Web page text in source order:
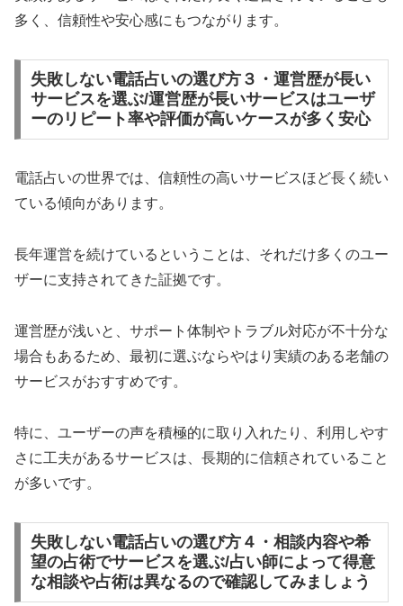
多く、信頼性や安心感にもつながります。
失敗しない電話占いの選び方３・運営歴が長い
サービスを選ぶ/運営歴が長いサービスはユーザ
ーのリピート率や評価が高いケースが多く安心
電話占いの世界では、信頼性の高いサービスほど長く続い
ている傾向があります。
長年運営を続けているということは、それだけ多くのユー
ザーに支持されてきた証拠です。
運営歴が浅いと、サポート体制やトラブル対応が不十分な
場合もあるため、最初に選ぶならやはり実績のある老舗の
サービスがおすすめです。
特に、ユーザーの声を積極的に取り入れたり、利用しやす
さに工夫があるサービスは、長期的に信頼されていること
が多いです。
失敗しない電話占いの選び方４・相談内容や希
望の占術でサービスを選ぶ/占い師によって得意
な相談や占術は異なるので確認してみましょう